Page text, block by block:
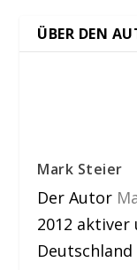
ÜBER DEN
Mark Steier
Der Autor
2012